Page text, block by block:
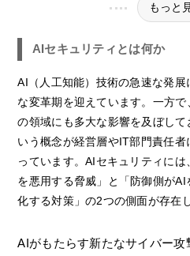
もっと
AIセキュリティとは何か
AI（人工知能）技術の急速な発展
な変革期を迎えています。一方
の領域にも多大な影響を及ぼし
いう概念が経営層やIT部門責任
っています。AIセキュリティに
を悪用する脅威」と「防御側が
化する対策」の2つの側面が存在
AIがもたらす新たなサイバー攻